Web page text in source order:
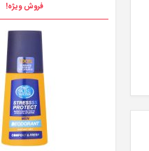
فروش ویژه!